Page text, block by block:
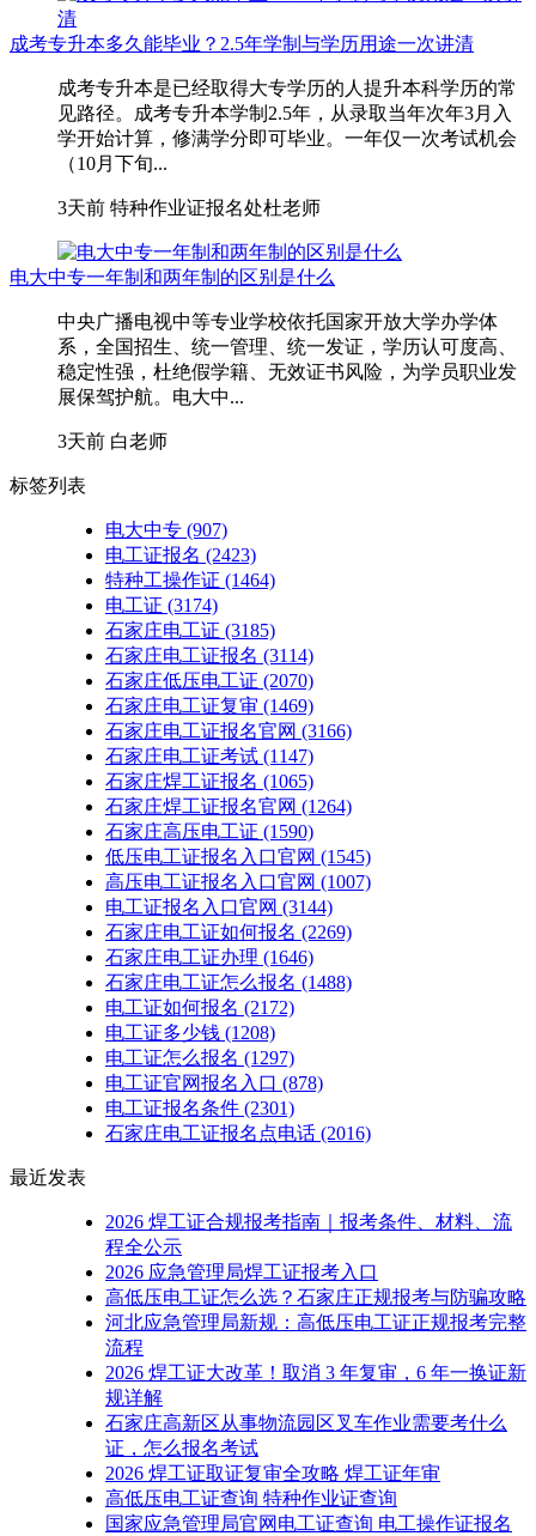
成考专升本多久能毕业？2.5年学制与学历用途一次讲清
成考专升本是已经取得大专学历的人提升本科学历的常
见路径。成考专升本学制2.5年，从录取当年次年3月入
学开始计算，修满学分即可毕业。一年仅一次考试机会
（10月下旬...
3天前 特种作业证报名处杜老师
电大中专一年制和两年制的区别是什么
中央广播电视中等专业学校依托国家开放大学办学体
系，全国招生、统一管理、统一发证，学历认可度高、
稳定性强，杜绝假学籍、无效证书风险，为学员职业发
展保驾护航。电大中...
3天前 白老师
标签列表
电大中专 (907)
电工证报名 (2423)
特种工操作证 (1464)
电工证 (3174)
石家庄电工证 (3185)
石家庄电工证报名 (3114)
石家庄低压电工证 (2070)
石家庄电工证复审 (1469)
石家庄电工证报名官网 (3166)
石家庄电工证考试 (1147)
石家庄焊工证报名 (1065)
石家庄焊工证报名官网 (1264)
石家庄高压电工证 (1590)
低压电工证报名入口官网 (1545)
高压电工证报名入口官网 (1007)
电工证报名入口官网 (3144)
石家庄电工证如何报名 (2269)
石家庄电工证办理 (1646)
石家庄电工证怎么报名 (1488)
电工证如何报名 (2172)
电工证多少钱 (1208)
电工证怎么报名 (1297)
电工证官网报名入口 (878)
电工证报名条件 (2301)
石家庄电工证报名点电话 (2016)
最近发表
2026 焊工证合规报考指南｜报考条件、材料、流
程全公示
2026 应急管理局焊工证报考入口
高低压电工证怎么选？石家庄正规报考与防骗攻略
河北应急管理局新规：高低压电工证正规报考完整
流程
2026 焊工证大改革！取消 3 年复审，6 年一换证新
规详解
石家庄高新区从事物流园区叉车作业需要考什么
证，怎么报名考试
2026 焊工证取证复审全攻略 焊工证年审
高低压电工证查询 特种作业证查询
国家应急管理局官网电工证查询 电工操作证报名